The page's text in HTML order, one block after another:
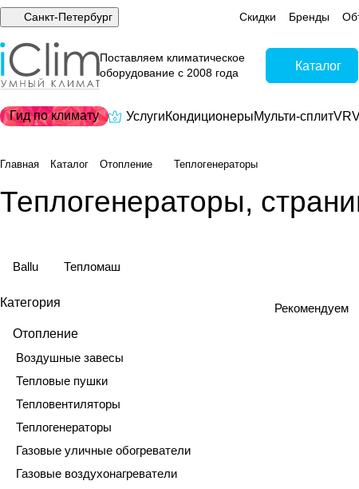
Санкт-Петербург Скидки Бренды
Поставляем климатическое
оборудование с 2008 года
Каталог
Гид по климату УслугиКондиционерыМульти-сплит
Главная Каталог Отопление Теплогенераторы
Теплогенераторы,
Ballu Тепломаш
Рекомендуем
Категория
Отопление
Воздушные завесы
Тепловые пушки
Тепловентиляторы
Теплогенераторы
Газовые уличные обогреватели
Газовые воздухонагреватели